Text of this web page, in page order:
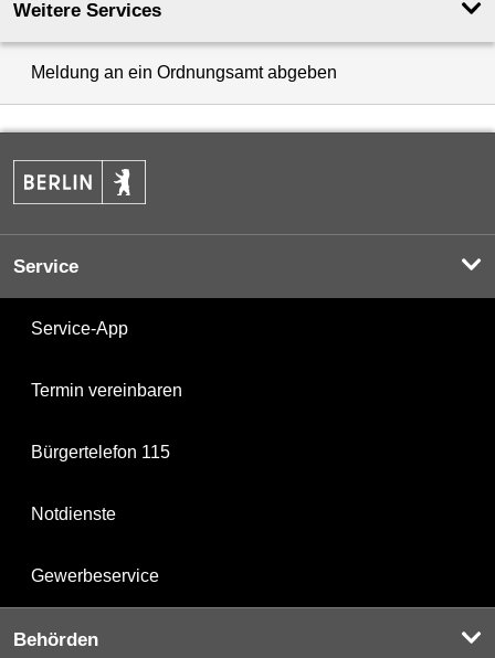
Weitere Services
Meldung an ein Ordnungsamt abgeben
Service
Service-App
Termin vereinbaren
Bürgertelefon 115
Notdienste
Gewerbeservice
Behörden